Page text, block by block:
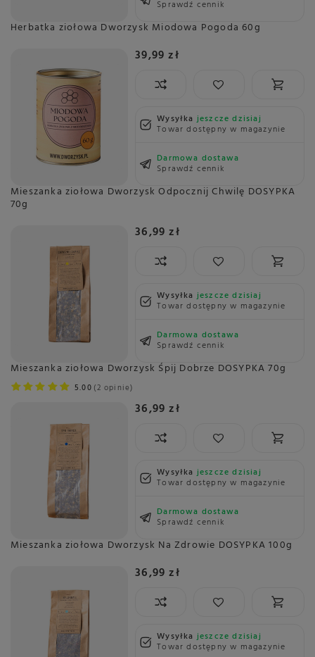
Sprawdź cennik
Herbatka ziołowa Dworzysk Miodowa Pogoda 60g
39,99 zł
Wysyłkajeszcze dzisiaj
Towar dostępny w magazynie
Darmowa dostawa
Sprawdź cennik
Mieszanka ziołowa Dworzysk Odpocznij Chwilę DOSYPKA
70g
36,99 zł
Wysyłkajeszcze dzisiaj
Towar dostępny w magazynie
Darmowa dostawa
Sprawdź cennik
Mieszanka ziołowa Dworzysk Śpij Dobrze DOSYPKA 70g
5.00 2 opinie
36,99 zł
Wysyłkajeszcze dzisiaj
Towar dostępny w magazynie
Darmowa dostawa
Sprawdź cennik
Mieszanka ziołowa Dworzysk Na Zdrowie DOSYPKA 100g
36,99 zł
Wysyłkajeszcze dzisiaj
Towar dostępny w magazynie